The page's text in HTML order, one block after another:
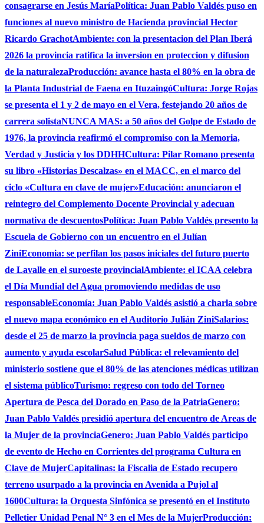
consagrarse en Jesús MaríaPolítica: Juan Pablo Valdés puso en
funciones al nuevo ministro de Hacienda provincial Hector
Ricardo GrachotAmbiente: con la presentacion del Plan Iberá
2026 la provincia ratifica la inversion en proteccion y difusion
de la naturalezaProducción: avance hasta el 80% en la obra de
la Planta Industrial de Faena en ItuzaingóCultura: Jorge Rojas
se presenta el 1 y 2 de mayo en el Vera, festejando 20 años de
carrera solistaNUNCA MAS: a 50 años del Golpe de Estado de
1976, la provincia reafirmó el compromiso con la Memoria,
Verdad y Justicia y los DDHHCultura: Pilar Romano presenta
su libro «Historias Descalzas» en el MACC, en el marco del
ciclo «Cultura en clave de mujer»Educación: anunciaron el
reintegro del Complemento Docente Provincial y adecuan
normativa de descuentosPolítica: Juan Pablo Valdés presento la
Escuela de Gobierno con un encuentro en el Julían
ZiniEconomia: se perfilan los pasos iniciales del futuro puerto
de Lavalle en el suroeste provincialAmbiente: el ICAA celebra
el Día Mundial del Agua promoviendo medidas de uso
responsableEconomía: Juan Pablo Valdés asistió a charla sobre
el nuevo mapa económico en el Auditorio Julián ZiniSalarios:
desde el 25 de marzo la provincia paga sueldos de marzo con
aumento y ayuda escolarSalud Pública: el relevamiento del
ministerio sostiene que el 80% de las atenciones médicas utilizan
el sistema públicoTurismo: regreso con todo del Torneo
Apertura de Pesca del Dorado en Paso de la PatriaGenero:
Juan Pablo Valdés presidió apertura del encuentro de Areas de
la Mujer de la provinciaGenero: Juan Pablo Valdés participo
de evento de Hecho en Corrientes del programa Cultura en
Clave de MujerCapitalinas: la Fiscalia de Estado recupero
terreno usurpado a la provincia en Avenida a Pujol al
1600Cultura: la Orquesta Sinfónica se presentó en el Instituto
Pelletier Unidad Penal N° 3 en el Mes de la MujerProducción: